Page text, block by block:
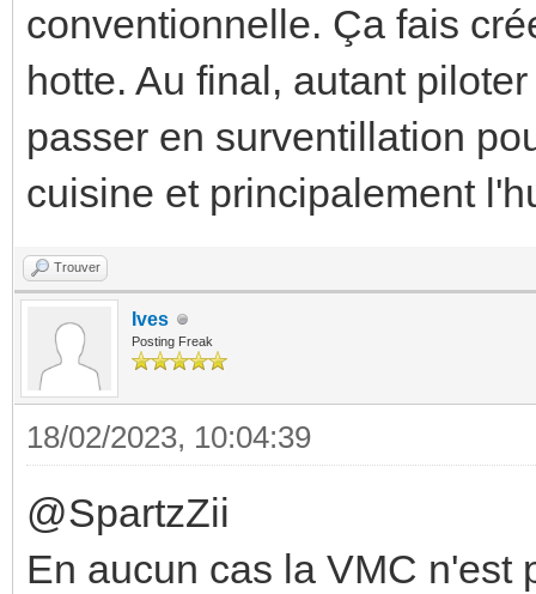
conventionnelle. Ça fais
hotte. Au final, autant
passer en surventillation
cuisine et principalement
Trouver
Ives
Posting Freak
18/02/2023, 10:04:39
@SpartzZii
En aucun cas la VMC n'est